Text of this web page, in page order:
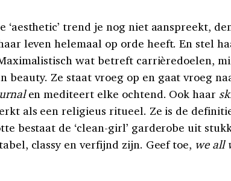
‘aesthetic’ trend je nog niet aanspreekt,
leven helemaal op orde heeft. En stel
wat betreft carrièredoelen,
beauty. Ze staat vroeg op en gaat vroeg
en mediteert elke ochtend. Ook haar
als een religieus ritueel. Ze is de
bestaat de ‘clean-girl’ garderobe uit
classy en verfijnd zijn. Geef toe, we all